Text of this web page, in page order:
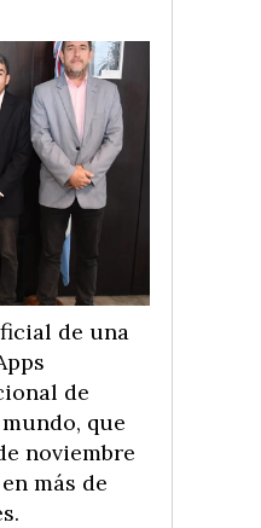
de una
de
que
noviembre
más de